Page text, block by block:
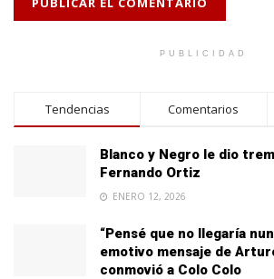
PUBLICIDAD
Tendencias Comentarios
Blanco y Negro le dio
Fernando Ortiz
ENERO 12, 2026
“Pensé que no llegaría
emotivo mensaje de
conmovió a Colo Colo